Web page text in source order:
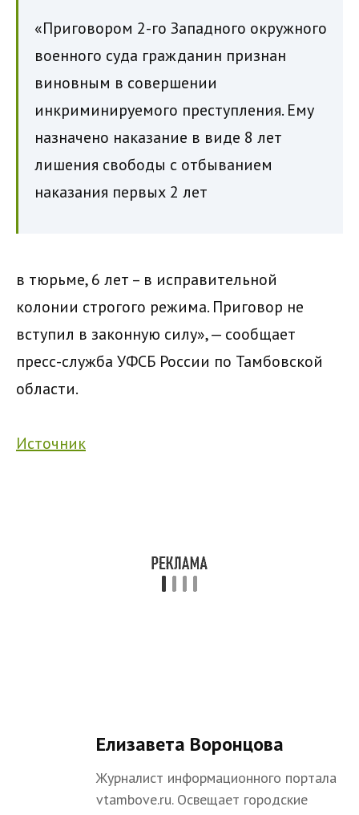
«Приговором 2-го Западного окружного
военного суда гражданин признан
виновным в совершении
инкриминируемого преступления. Ему
назначено наказание в виде 8 лет
лишения свободы с отбыванием
наказания первых 2 лет
в тюрьме, 6 лет – в исправительной
колонии строгого режима. Приговор не
вступил в законную силу», — сообщает
пресс-служба УФСБ России по Тамбовской
области.
Источник
Елизавета Воронцова
Журналист информационного портала
vtambove.ru. Освещает городские